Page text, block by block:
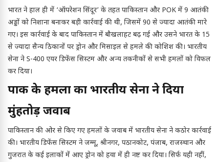
भारत ने हाल ही में ‘ऑपरेशन सिंदूर’ के तहत पाकिस्तान और POK में 9 आतंकी
अड्डों को निशाना बनाकर बड़ी कार्रवाई की थी, जिसमें 90 से ज्यादा आतंकी मारे
गए। इस कार्रवाई के बाद पाकिस्तान में बौखलाहट बढ़ गई और उसने भारत के 15
से ज्यादा सैन्य ठिकानों पर ड्रोन और मिसाइल से हमले की कोशिश की। भारतीय
सेना ने S-400 एयर डिफेंस सिस्टम और अन्य तकनीकों से सभी हमलों को विफल
कर दिया।
पाक के हमलों का भारतीय सेना ने दिया
मुंहतोड़ जवाब
पाकिस्तान की ओर से किए गए हमलों के जवाब में भारतीय सेना ने कठोर कार्रवाई
की। भारतीय डिफेंस सिस्टम ने जम्मू, श्रीनगर, पठानकोट, पंजाब, राजस्थान और
गुजरात के कई इलाकों में आए ड्रोन को हवा में ही नष्ट कर दिया। सिर्फ यही नहीं,